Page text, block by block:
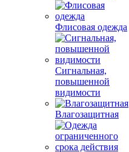
Флисовая одежда
Сигнальная,
повышенной
видимости
Влагозащитная